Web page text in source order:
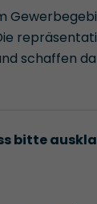
schaffen
bitte